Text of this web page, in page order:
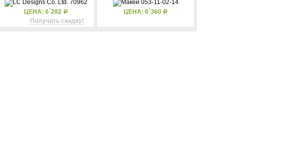
ЦЕНА: 6`282 Р
Получить скидку!
ЦЕНА: 6`360 Р